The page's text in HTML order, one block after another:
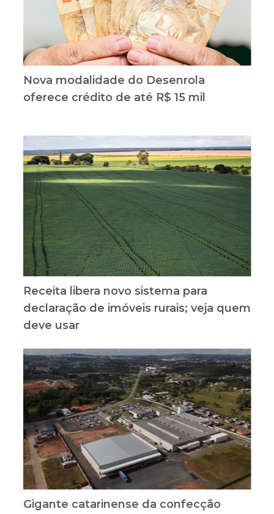
Nova modalidade do Desenrola
oferece crédito de até R$ 15 mil
Receita libera novo sistema para
declaração de imóveis rurais; veja quem
deve usar
Gigante catarinense da confecção